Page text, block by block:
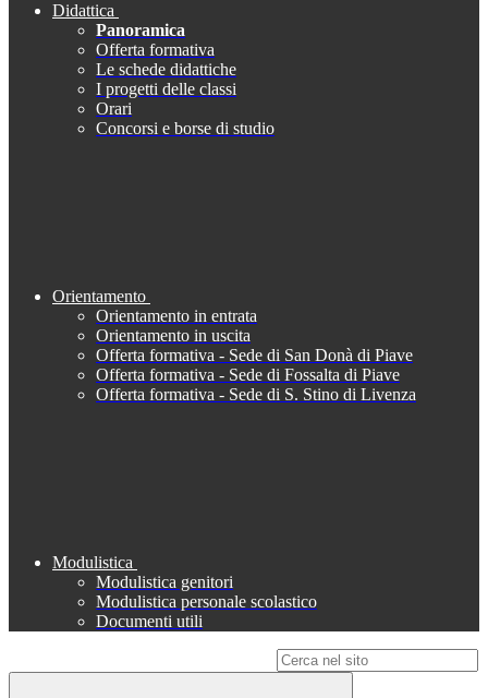
Didattica
Panoramica
Offerta formativa
Le schede didattiche
I progetti delle classi
Orari
Concorsi e borse di studio
Orientamento
Orientamento in entrata
Orientamento in uscita
Offerta formativa - Sede di San Donà di Piave
Offerta formativa - Sede di Fossalta di Piave
Offerta formativa - Sede di S. Stino di Livenza
Modulistica
Modulistica genitori
Modulistica personale scolastico
Documenti utili